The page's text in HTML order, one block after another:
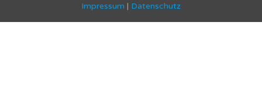
Impressum | Datenschutz